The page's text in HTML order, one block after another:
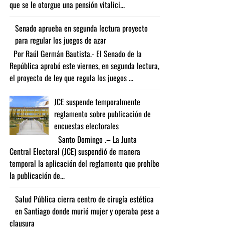
que se le otorgue una pensión vitalici...
Senado aprueba en segunda lectura proyecto
para regular los juegos de azar
Por Raúl Germán Bautista.- El Senado de la
República aprobó este viernes, en segunda lectura,
el proyecto de ley que regula los juegos ...
JCE suspende temporalmente
reglamento sobre publicación de
encuestas electorales
Santo Domingo .– La Junta
Central Electoral (JCE) suspendió de manera
temporal la aplicación del reglamento que prohíbe
la publicación de...
Salud Pública cierra centro de cirugía estética
en Santiago donde murió mujer y operaba pese a
clausura